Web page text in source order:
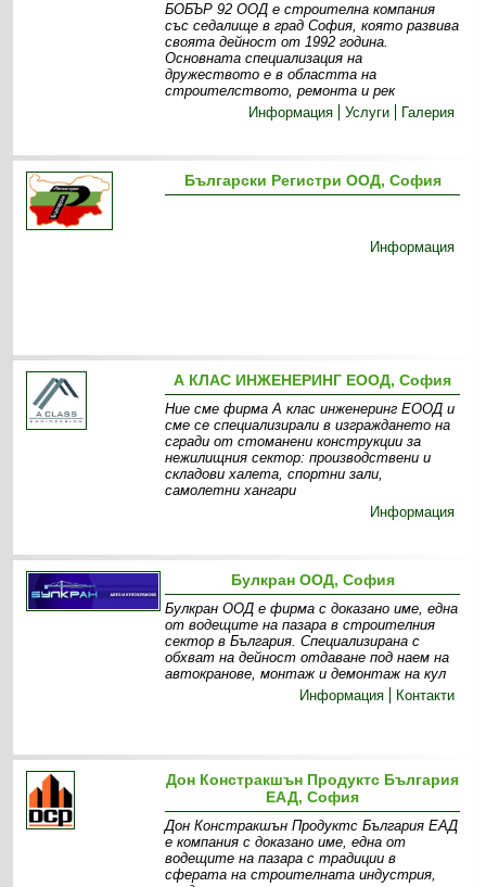
БОБЪР 92 ООД е строителна компания
със седалище в град София, която развива
своята дейност от 1992 година.
Основната специализация на
дружеството е в областта на
строителството, ремонта и рек
Информация
Услуги Галерия
Български Регистри ООД, София
Информация
А КЛАС ИНЖЕНЕРИНГ ЕООД, София
Ние сме фирма А клас инженеринг ЕООД и
сме се специализирали в изграждането на
сгради от стоманени конструкции за
нежилищния сектор: производствени и
складови халета, спортни зали,
самолетни хангари
Информация
Булкран ООД, София
Булкран ООД е фирма с доказано име, една
от водещите на пазара в строителния
сектор в България. Специализирана с
обхват на дейност отдаване под наем на
автокранове, монтаж и демонтаж на кул
Информация
Контакти
Дон Констракшън Продуктс България
ЕАД, София
Дон Констракшън Продуктс България ЕАД
е компания с доказано име, една от
водещите на пазара с традиции в
сферата на строителната индустрия,